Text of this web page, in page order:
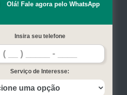
Missão
Contato
Olá! Fale agora pelo WhatsApp
Insira seu telefone
Serviço de Interesse: